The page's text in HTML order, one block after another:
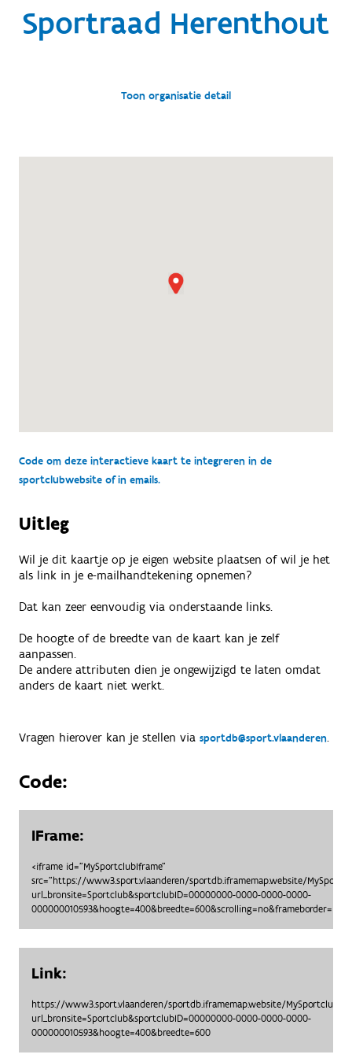
Sportraad Herenthout
Toon organisatie detail
Code om deze interactieve kaart te integreren in de
sportclubwebsite of in emails.
Uitleg
Wil je dit kaartje op je eigen website plaatsen of wil je het
als link in je e-mailhandtekening opnemen?
Dat kan zeer eenvoudig via onderstaande links.
De hoogte of de breedte van de kaart kan je zelf
aanpassen.
De andere attributen dien je ongewijzigd te laten omdat
anders de kaart niet werkt.
Vragen hierover kan je stellen via sportdb@sport.vlaanderen.
Code:
IFrame:
<iframe id="MySportclubIframe"
src="https://www3.sport.vlaanderen/sportdb.iframemap.website/
url_bronsite=Sportclub&sportclubID=00000000-0000-0000-0000-
Link:
https://www3.sport.vlaanderen/sportdb.iframemap.website/
url_bronsite=Sportclub&sportclubID=00000000-0000-0000-0000-
000000010593&hoogte=400&breedte=600